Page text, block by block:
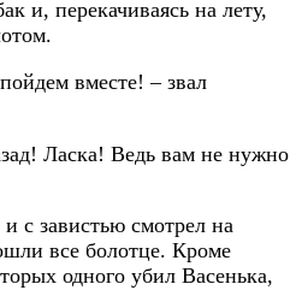
и, перекачиваясь на лету,
вместе! – звал
Ласка! Ведь вам не нужно
с завистью смотрел на
все болотце. Кроме
одного убил Васенька,